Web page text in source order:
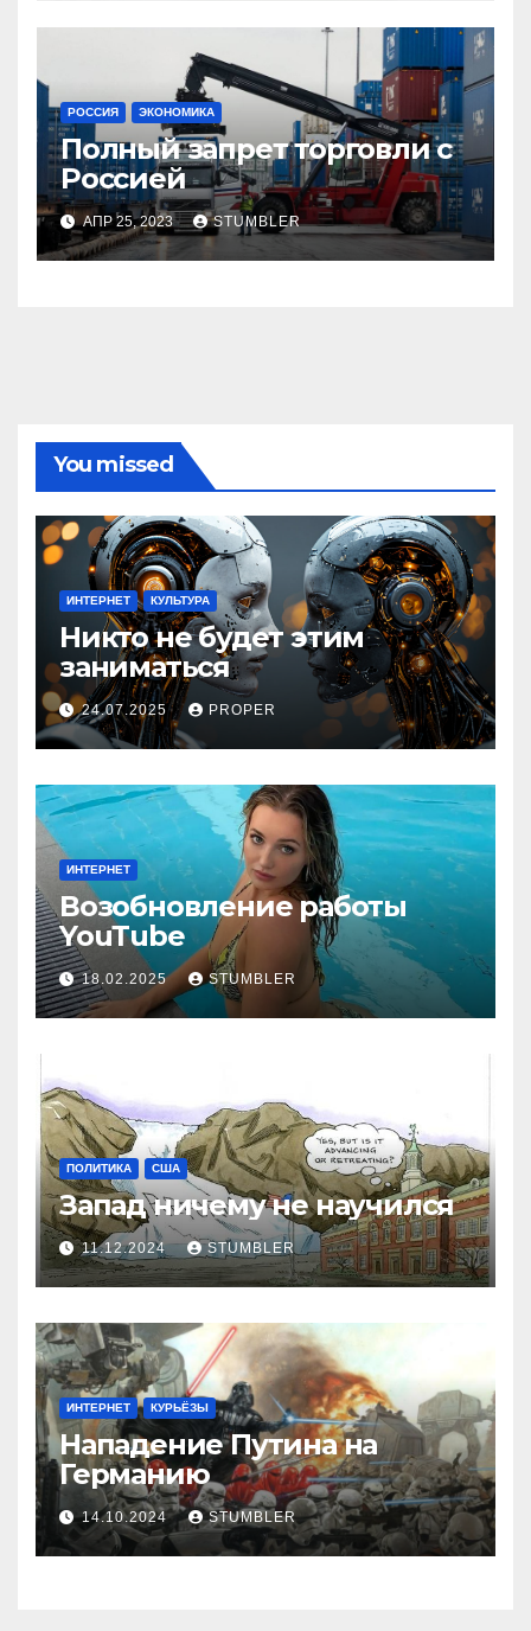
РОССИЯ ЭКОНОМИКА
Полный запрет торговли с
Россией
АПР 25, 2023 STUMBLER
You missed
ИНТЕРНЕТ КУЛЬТУРА
Никто не будет этим
заниматься
24.07.2025 PROPER
ИНТЕРНЕТ
Возобновление работы
YouТube
18.02.2025 STUMBLER
ПОЛИТИКА США
Запад ничему не научился
11.12.2024 STUMBLER
ИНТЕРНЕТ КУРЬЁЗЫ
Нападение Путина на
Германию
14.10.2024 STUMBLER